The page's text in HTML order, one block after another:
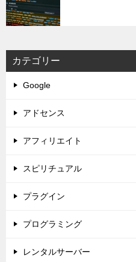
カテゴリー
Google
アドセンス
アフィリエイト
スピリチュアル
プラグイン
プログラミング
レンタルサーバー